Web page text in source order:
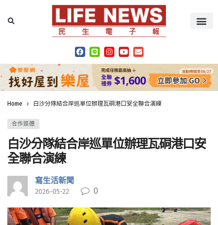
Home 白沙分隊結合岸巡單位辦理瓦硐港口安全聯合演練
合作媒體
白沙分隊結合岸巡單位辦理瓦硐港口安
全聯合演練
寫生活新聞
2026-05-22 0